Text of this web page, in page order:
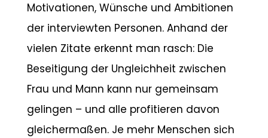
Motivationen, Wünsche und Ambitionen
der interviewten Personen. Anhand der
vielen Zitate erkennt man rasch: Die
Beseitigung der Ungleichheit zwischen
Frau und Mann kann nur gemeinsam
gelingen – und alle profitieren davon
gleichermaßen. Je mehr Menschen sich